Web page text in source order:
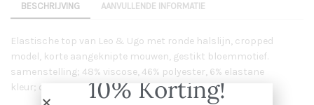
BESCHRIJVING AANVULLENDE INFORMATIE
Elastische top van Leo & Ugo met ronde halslijn, cropped
model, korte aangeknipte mouwen, gestikt bloemmotief.
samenstelling; 48% viscose, 46% polyester, 6% elastane
kleur; off white
10% Korting!